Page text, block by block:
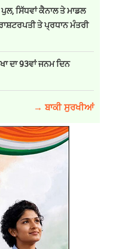
ਸਿੱਧਵਾਂ ਕੈਨਾਲ ਤੇ ਮਾਡਲ
ਤੇ ਪ੍ਰਧਾਨ ਮੰਤਰੀ
ਦਾ 93ਵਾਂ ਜਨਮ ਦਿਨ
→ ਬਾਕੀ ਸੁਰਖੀਆਂ